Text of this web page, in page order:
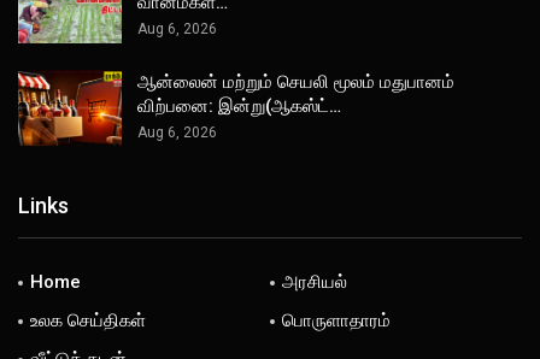
Aug 6, 2026
ஆன்லைன் மற்றும் செயலி மூலம் மதுபானம்
விற்பனை: இன்று(ஆகஸ்ட்…
Aug 6, 2026
Links
Home
அரசியல்
உலக செய்திகள்
பொருளாதாரம்